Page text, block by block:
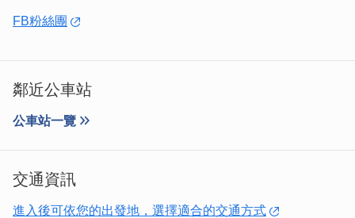
民宿主人擁有國際導遊執照可以提供地陪服務，有需要的旅
FB粉絲團
鄰近公車站
公車站一覽
交通資訊
進入後可依您的出發地，選擇適合的交通方式